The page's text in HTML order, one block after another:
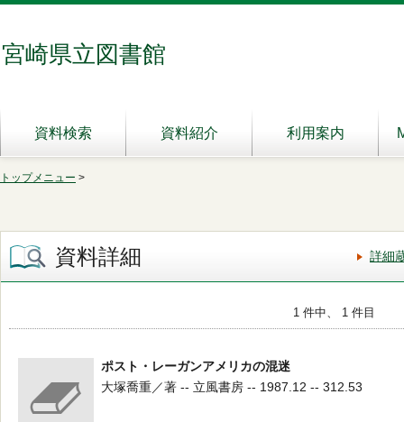
宮崎県立図書館
資料検索 資料紹介 利用案内
トップメニュー >
資料詳細 詳細
1 件中、 1 件目
ポスト・レーガンアメリカの混迷
大塚喬重／著 -- 立風書房 -- 1987.12 -- 312.53